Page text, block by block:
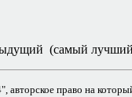
(самый
право на